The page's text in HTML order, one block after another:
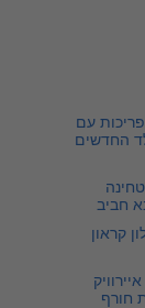
עם
החדשים
חביב
קראון
חורף